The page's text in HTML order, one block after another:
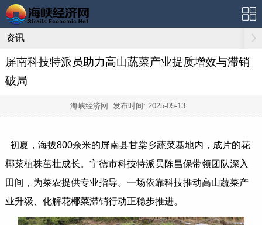
资讯
屏南科技特派员助力高山蔬菜产业提质增效与滞销
破局
海峡经济网 发布时间: 2025-05-13
初夏，海拔800余米的屏南县甘棠乡蔬菜基地内，成片的花
椰菜植株茁壮成长。宁德市科技特派员陈昌保带领团队深入
田间，为菜农提供专业指导。一场依靠科技推动高山蔬菜产
业升级、化解花椰菜滞销行动正稳步推进。